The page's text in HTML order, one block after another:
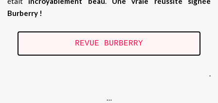
Burberry !
REVUE BURBERRY
.
…